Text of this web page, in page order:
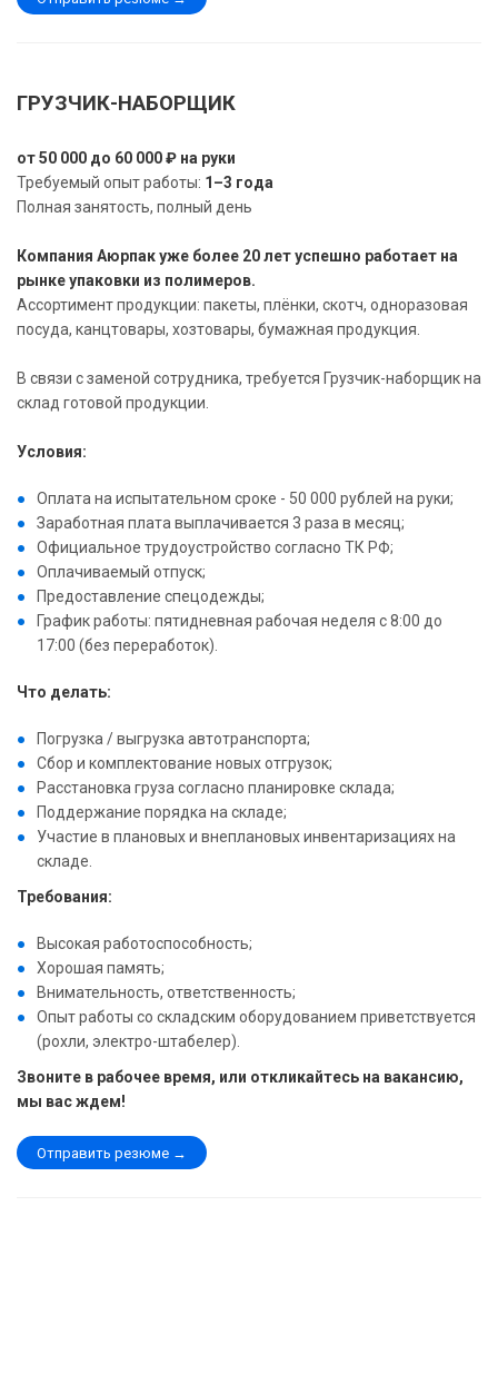
ГРУЗЧИК-НАБОРЩИК
от 50 000 до 60 000 ₽ на руки
Требуемый опыт работы: 1–3 года
Полная занятость, полный день
Компания Аюрпак уже более 20 лет успешно работает на
рынке упаковки из полимеров.
Ассортимент продукции: пакеты, плёнки, скотч, одноразовая
посуда, канцтовары, хозтовары, бумажная продукция.
В связи с заменой сотрудника, требуется Грузчик-наборщик на
склад готовой продукции.
Условия:
Оплата на испытательном сроке - 50 000 рублей на руки;
Заработная плата выплачивается 3 раза в месяц;
Официальное трудоустройство согласно ТК РФ;
Оплачиваемый отпуск;
Предоставление спецодежды;
График работы: пятидневная рабочая неделя с 8:00 до
17:00 (без переработок).
Что делать:
Погрузка / выгрузка автотранспорта;
Сбор и комплектование новых отгрузок;
Расстановка груза согласно планировке склада;
Поддержание порядка на складе;
Участие в плановых и внеплановых инвентаризациях на
складе.
Требования:
Высокая работоспособность;
Хорошая память;
Внимательность, ответственность;
Опыт работы со складским оборудованием приветствуется
(рохли, электро-штабелер).
Звоните в рабочее время, или откликайтесь на вакансию,
мы вас ждем!
Отправить резюме →